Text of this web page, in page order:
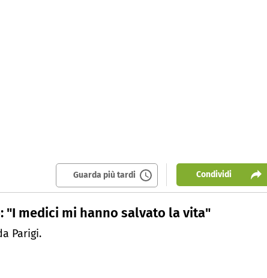
Guarda più tardi Condividi
"I medici mi hanno salvato la vita"
Parigi.